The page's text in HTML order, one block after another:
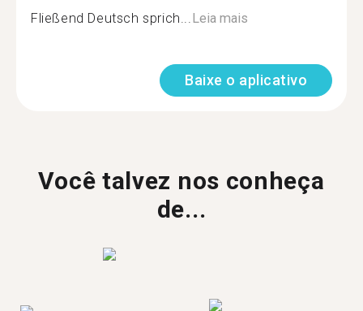
Fließend Deutsch sprich...Leia mais
Baixe o aplicativo
Você talvez nos conheça
de...